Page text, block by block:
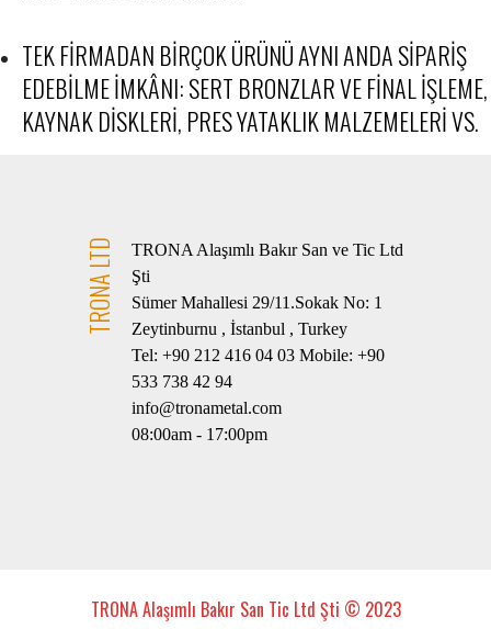
TEK FIRMADAN BIRÇOK ÜRÜNÜ AYNI ANDA SIPARIŞ
EDEBILME IMKÂNI: SERT BRONZLAR VE FINAL IŞLEME,
KAYNAK DISKLERI, PRES YATAKLIK MALZEMELERI VS.
TRONA LTD
TRONA Alaşımlı Bakır San ve Tic Ltd
Şti
Sümer Mahallesi 29/11.Sokak No: 1
Zeytinburnu , İstanbul , Turkey
Tel: +90 212 416 04 03 Mobile: +90
533 738 42 94
info@tronametal.com
08:00am - 17:00pm
TRONA Alaşımlı Bakır San Tic Ltd Şti © 2023